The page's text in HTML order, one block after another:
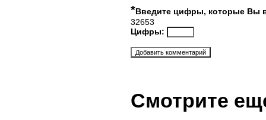
*Введите цифры, которые Вы
32653
Цифры:
Смотрите